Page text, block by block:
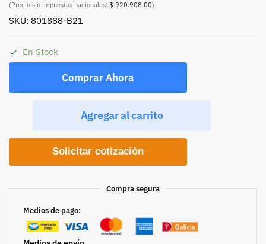
(Precio sin impuestos nacionales: $ 920.908,00)
SKU: 801888-B21
En Stock
Comprar Ahora
Agregar al carrito
Solicitar cotización
Compra segura
Medios de pago: